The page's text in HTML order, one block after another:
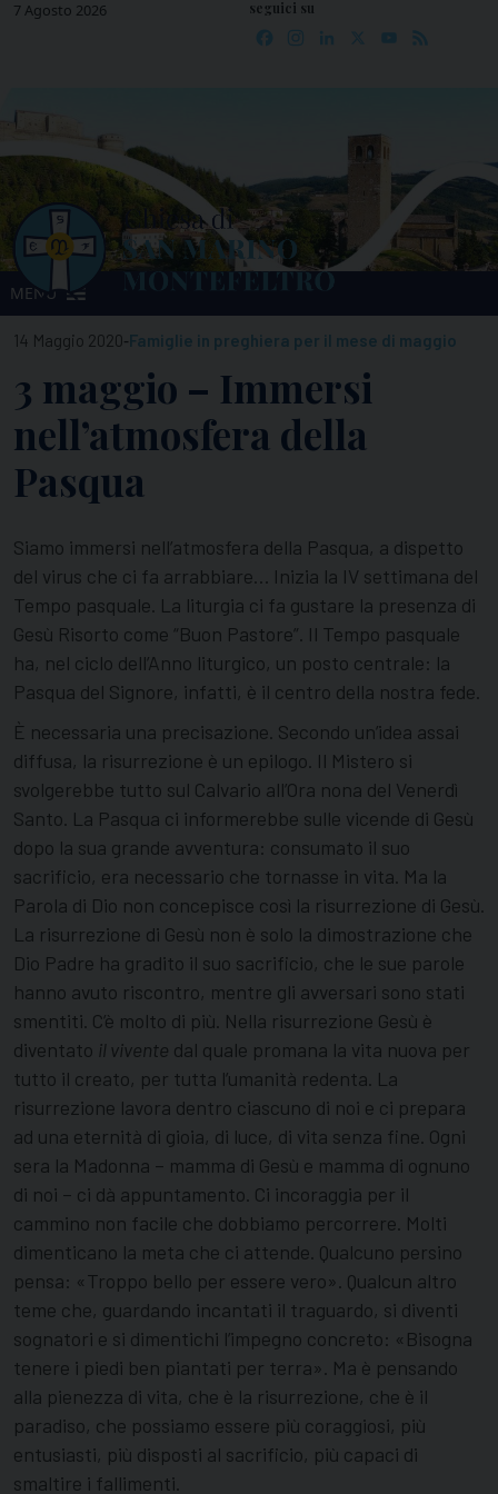
Skip7 Agosto 2026 seguici su
Facebook
Instagram
LinkedIn YouTube
MENU
14 Maggio 2020-Famiglie in preghiera per il mese di maggio
3 maggio – Immersi
nell’atmosfera della
Pasqua
Siamo immersi nell’atmosfera della Pasqua, a dispetto
del virus che ci fa arrabbiare… Inizia la IV settimana del
Tempo pasquale. La liturgia ci fa gustare la presenza di
Gesù Risorto come “Buon Pastore”. Il Tempo pasquale
ha, nel ciclo dell’Anno liturgico, un posto centrale: la
Pasqua del Signore, infatti, è il centro della nostra fede.
È necessaria una precisazione. Secondo un’idea assai
diffusa, la risurrezione è un epilogo. Il Mistero si
svolgerebbe tutto sul Calvario all’Ora nona del Venerdì
Santo. La Pasqua ci informerebbe sulle vicende di Gesù
dopo la sua grande avventura: consumato il suo
sacrificio, era necessario che tornasse in vita. Ma la
Parola di Dio non concepisce così la risurrezione di Gesù.
La risurrezione di Gesù non è solo la dimostrazione che
Dio Padre ha gradito il suo sacrificio, che le sue parole
hanno avuto riscontro, mentre gli avversari sono stati
smentiti. C’è molto di più. Nella risurrezione Gesù è
diventato il vivente dal quale promana la vita nuova per
tutto il creato, per tutta l’umanità redenta. La
risurrezione lavora dentro ciascuno di noi e ci prepara
ad una eternità di gioia, di luce, di vita senza fine. Ogni
sera la Madonna – mamma di Gesù e mamma di ognuno
di noi – ci dà appuntamento. Ci incoraggia per il
cammino non facile che dobbiamo percorrere. Molti
dimenticano la meta che ci attende. Qualcuno persino
pensa: «Troppo bello per essere vero». Qualcun altro
teme che, guardando incantati il traguardo, si diventi
sognatori e si dimentichi l’impegno concreto: «Bisogna
tenere i piedi ben piantati per terra». Ma è pensando
alla pienezza di vita, che è la risurrezione, che è il
paradiso, che possiamo essere più coraggiosi, più
entusiasti, più disposti al sacrificio, più capaci di
smaltire i fallimenti.